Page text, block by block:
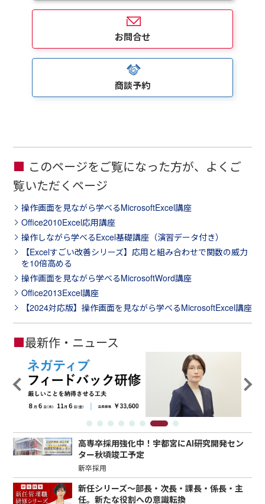
お問合せ
商談予約
このページをご覧になった方が、よくご
覧いただくページ
操作画面を見ながら学べるMicrosoftExcel講座
Office2010Excel応用講座
操作しながら学べるExcel基礎講座（演習データ付き）
【Excelすごい改善シリーズ】応用と組み合わせで関数の威力
を10倍高める
操作画面を見ながら学べるMicrosoftWord講座
Office2013Excel講座
【2024対応版】操作画面を見ながら学べるMicrosoftExcel講座
■最新作・ニュース
高専卒採用強化中！宇都宮にAI研究開発セン
ター秋頃竣工予定
新卒採用
新任シリーズ～部長・次長・課長・係長・主
任。新たな役割への意識転換